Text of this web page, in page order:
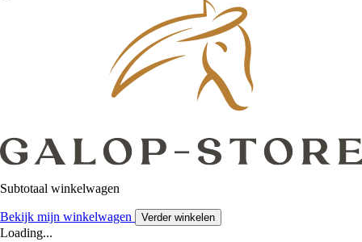
Subtotaal winkelwagen
Bekijk mijn winkelwagen Verder winkelen
Loading...